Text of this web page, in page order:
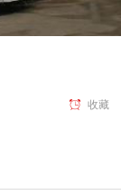
收藏